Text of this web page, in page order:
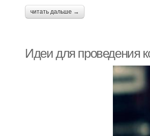
читать дальше →
Идеи для проведения